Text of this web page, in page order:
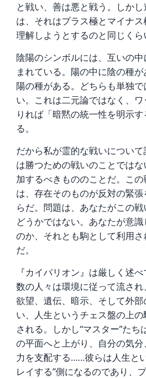
と戦い、善は悪と戦う。しか
は、それはプラス極とマイナ
理解しようとするのと同じくら
陰陽のシンボルには、互いの
まれている。陽の中に陰の種
陽の種がある。どちらも単独
い。これは二元論ではなく、
りれば「暗黙の統一性を明示
る。
だから私が霊的な戦いについ
は勝つための戦いのことでは
加するべきもののことだ。こ
は、存在そのものが反対の緊
らだ。問題は、あなたがこの
どうかではない。あなたが意
のか、それとも駒として利用
だ。
『カイバリオン』は厳しく述
数の人々は環境に従って流さ
欲望、遺伝、暗示、そして外
い、人生というチェス盤の上
される。しかし“マスター”たち
の平面へと上がり、自分の気分
力を支配する……彼らは人生と
レイする”側になるのであり、